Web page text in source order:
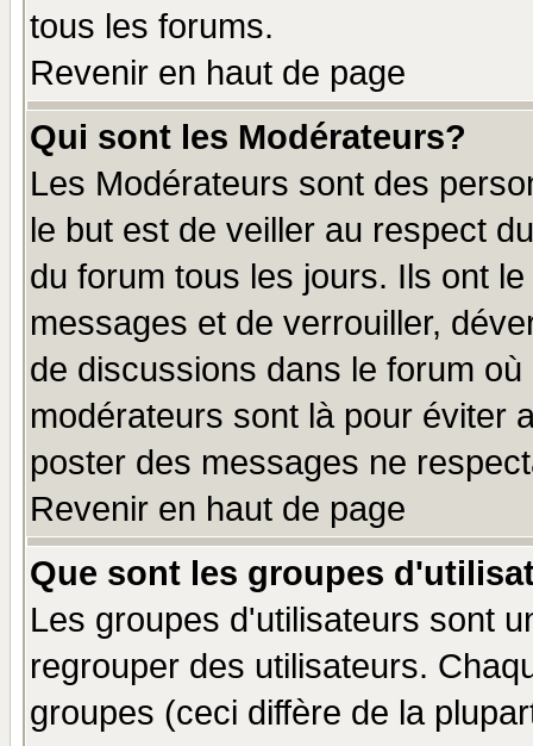
tous les forums.
Revenir en haut de page
Qui sont les Modérateurs?
Les Modérateurs sont des
le but est de veiller au respect
du forum tous les jours. Ils ont
messages et de verrouiller,
de discussions dans le forum
modérateurs sont là pour éviter
poster des messages ne
Revenir en haut de page
Que sont les groupes
Les groupes d'utilisateurs sont
regrouper des utilisateurs.
groupes (ceci diffère de la